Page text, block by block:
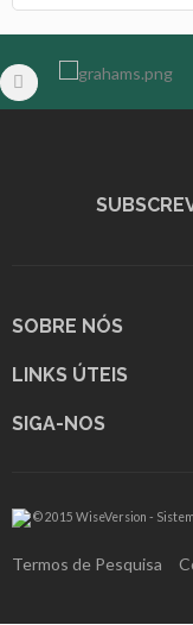
SOBRE NÓS
LINKS ÚTEIS
SIGA-NOS
© 2015 WiseVersion -
Termos de Pesquisa